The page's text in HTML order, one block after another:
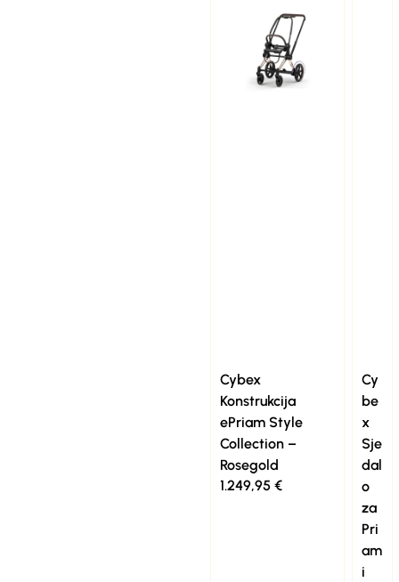
Cybex
Konstrukcija
ePriam Style
Collection –
Rosegold
1.249,95 €
Cy
be
x
Sje
dal
o
za
Pri
am
i